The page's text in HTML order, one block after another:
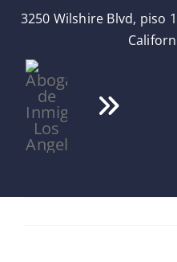
Skip
content
3250 Wilshire Blvd, piso
Toggle
Inicio